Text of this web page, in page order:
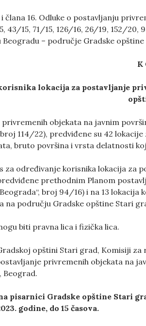
i člana 16. Odluke o postavljanju
43/15, 71/15, 126/16, 26/19, 152/
Beogradu – područje Gradske
K
lokacija za postavljanje
objekata na javnim
114/22), predviđene su 42
bruto površina i vrsta delatnosti
za određivanje korisnika lokacija za
prethodnim Planom
broj 94/16) i na 13
na području Gradske opštine Stari
biti pravna lica i fizička lica.
opštini Stari grad, Komisiji
privremenih objekata na
Beograd.
pisarnici Gradske opštine Stari
godine, do 15 časova.